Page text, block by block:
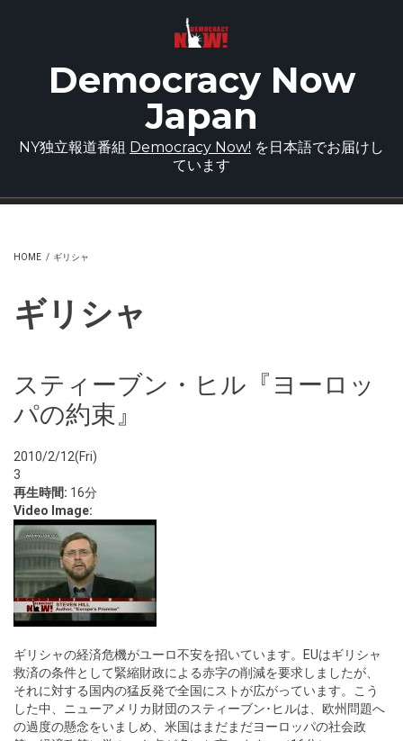
Democracy Now
Japan
NY独立報道番組 Democracy Now! を日本語でお届けし
ています
HOME / ギリシャ
ギリシャ
スティーブン・ヒル『ヨーロッ
パの約束』
2010/2/12(Fri)
3
再生時間: 16分
Video Image:
ギリシャの経済危機がユーロ不安を招いています。EUはギリシャ
救済の条件として緊縮財政による赤字の削減を要求しましたが、
それに対する国内の猛反発で全国にストが広がっています。こう
した中、ニューアメリカ財団のスティーブン･ヒルは、欧州問題へ
の過度の懸念をいましめ、米国はまだまだヨーロッパの社会政